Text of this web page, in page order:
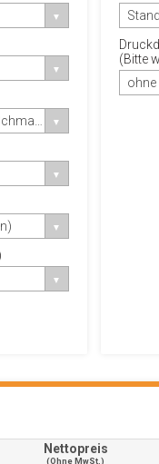
(Bitte
Nettopreis
(ohne MwSt.)